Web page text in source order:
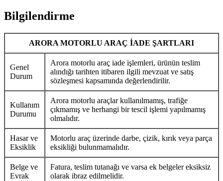
Bilgilendirme
ARORA MOTORLU ARAÇ İADE ŞARTLARI
Genel
Durum
Arora motorlu araç iade işlemleri, ürünün teslim
alındığı tarihten itibaren ilgili mevzuat ve satış
sözleşmesi kapsamında değerlendirilir.
Kullanım
Durumu
Arora motorlu araçlar kullanılmamış, trafiğe
çıkmamış ve herhangi bir tescil işlemi yapılmamış
olmalıdır.
Hasar ve
Eksiklik
Motorlu araç üzerinde darbe, çizik, kırık veya parça
eksikliği bulunmamalıdır.
Belge ve
Evrak
Fatura, teslim tutanağı ve varsa ek belgeler eksiksiz
olarak ibraz edilmelidir.